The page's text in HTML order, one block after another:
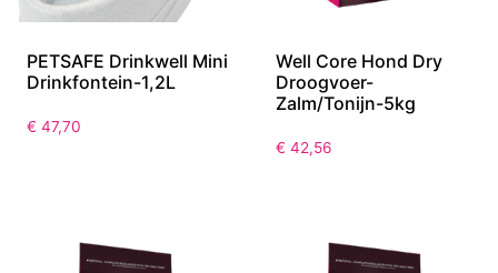
PETSAFE Drinkwell Mini
Drinkfontein-1,2L
€ 47,70
Well Core Hond Dry
Droogvoer-
Zalm/Tonijn-5kg
€ 42,56